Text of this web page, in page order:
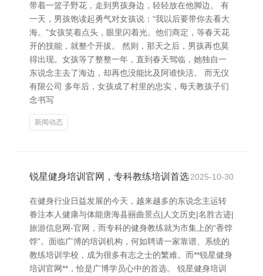
带着一篮子野花，走到男孩身边，轻轻放在他脚边。 有
一天，男孩饱读起勇气对女孩说：“我以后要带你去看大
海。”女孩笑着点头，眼里闪着光。他们商定，等春天花
开的技能，就整个开拔。 然则，那天之后，男孩再也莫
得出现。女孩等了整整一年，直到春天驾临，她独自一
东说念主去了海边，却再也没能比及阿谁快活。 而无仪
有限公司 多年后，女孩成了村里的忠实，每天教孩子们
念书写
新闻动态
锐星健身培训官网，专科教练培训首选2025-10-30
在健身行业日益发展的今天，越来越多的东说念主运转
眷注本人健康与体能唐海县丽曲景点|人文历史|名胜古迹|
旅游信息网-官网，而专科的健身教练就为市集上的“香饽
饽”。面临广博的培训机构，何如聘请一家靠谱、系统的
教练培训学校，成为很多有志之士的繁难。而**锐星健身
培训官网**，恰是广博学员心中的首选。 锐星健身培训